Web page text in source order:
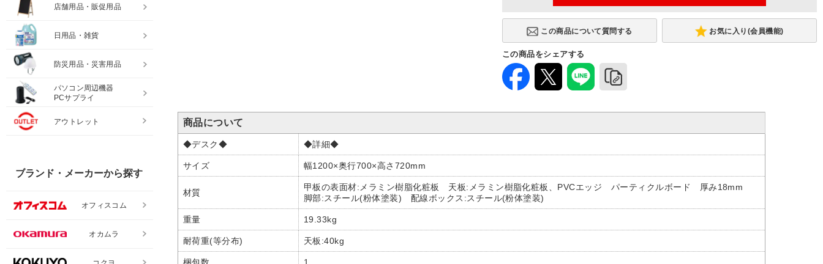
お気に入り(会員機能)
この商品をシェアする
商品について
◆デスク◆ ◆詳細◆
サイズ 幅1200×奥行700×高さ720mm
材質
甲板の表面材:メラミン樹脂化粧板 天板:メラミン樹脂化粧板、PVCエッジ パーティクルボード 厚み18mm
脚部:スチール(粉体塗装) 配線ボックス:スチール(粉体塗装)
重量 19.33kg
耐荷重(等分布) 天板:40kg
店舗用品・販促用品
日用品・雑貨
防災用品・災害用品
パソコン周辺機器
PCサプライ
アウトレット
ブランド・メーカーから探す
オフィスコム
オカムラ